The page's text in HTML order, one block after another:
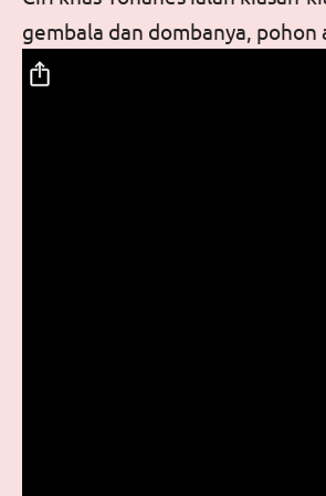
gembala dan dombanya, pohon